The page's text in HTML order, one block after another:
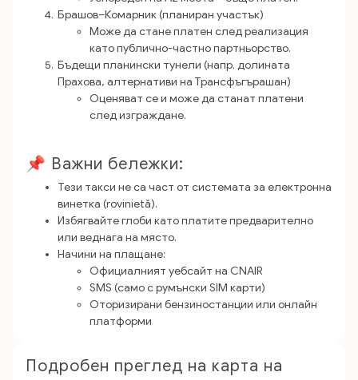
Брашов–Комарник (планиран участък)
Може да стане платен след реализация
като публично-частно партньорство.
Бъдещи планински тунели (напр. долината
Прахова, алтернативи на Трансфъгърашан)
Оценяват се и може да станат платени
след изграждане.
📌 Важни бележки:
Тези такси не са част от системата за електронна
винетка (rovinietă).
Избягвайте глоби като платите предварително
или веднага на място.
Начини на плащане:
Официалният уебсайт на CNAIR
SMS (само с румънски SIM карти)
Оторизирани бензиностанции или онлайн
платформи
Подробен преглед на карта на